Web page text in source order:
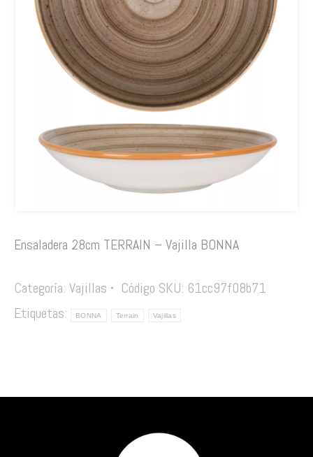
Ensaladera 28cm TERRAIN – Vajilla BONNA
Categoría: Vajillas Código SKU: 61cc97f08b71
Etiquetas:
BONNA Terrain Vajillas